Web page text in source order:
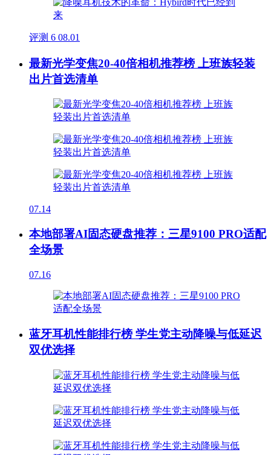
评测 6 08.01
最新光学变焦20-40倍相机推荐榜 上班族轻装
出片首选清单
07.14
本地部署AI固态硬盘推荐：三星9100 PRO适配
全场景
07.16
蓝牙耳机性能排行榜 学生党主动降噪与低延迟
双优选择